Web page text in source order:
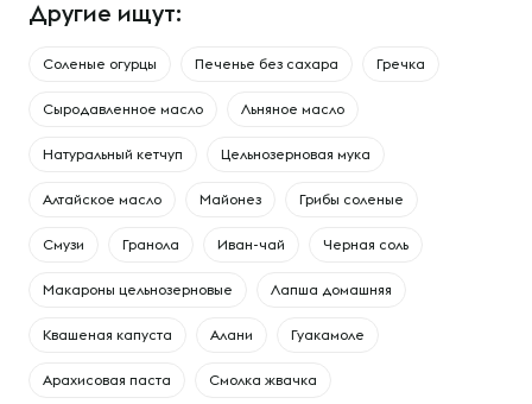
Другие ищут:
Соленые огурцы Печенье без сахара Гречка
Сыродавленное масло Льняное масло
Натуральный кетчуп Цельнозерновая мука
Алтайское масло Майонез Грибы соленые
Смузи Гранола Иван-чай Черная соль
Макароны цельнозерновые Лапша домашняя
Квашеная капуста Алани Гуакамоле
Арахисовая паста Смолка жвачка